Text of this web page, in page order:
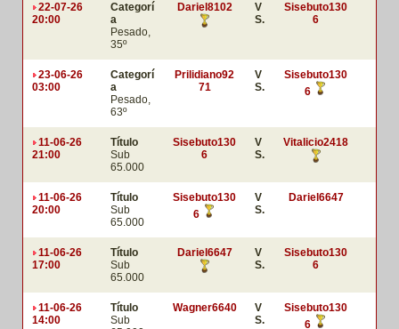
22-07-26
20:00
Categorí
a
Pesado,
35º
Dariel8102
V
S.
Sisebuto130
6
23-06-26
03:00
Categorí
a
Pesado,
63º
Prilidiano92
71
V
S.
Sisebuto130
6
11-06-26
21:00
Título
Sub
65.000
Sisebuto130
6
V
S.
Vitalicio2418
11-06-26
20:00
Título
Sub
65.000
Sisebuto130
6
V
S.
Dariel6647
11-06-26
17:00
Título
Sub
65.000
Dariel6647
V
S.
Sisebuto130
6
11-06-26
14:00
Título
Sub
Wagner6640
V
S.
Sisebuto130
6